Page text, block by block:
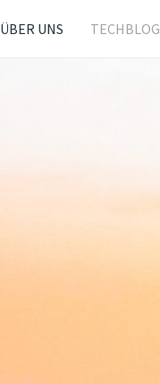
ÜBER UNS TECHBLOG